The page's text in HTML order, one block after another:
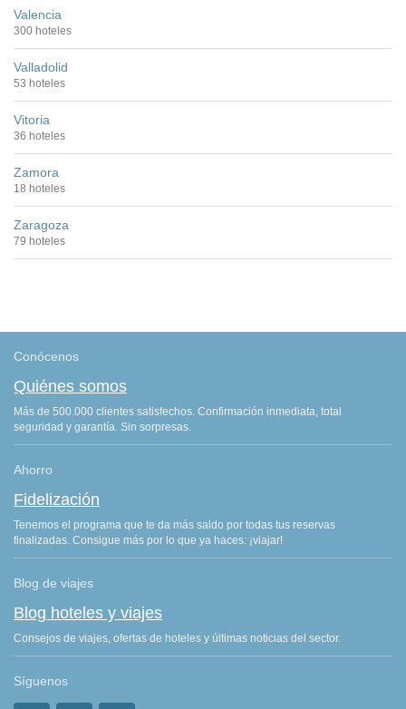
Valencia
300 hoteles
Valladolid
53 hoteles
Vitoria
36 hoteles
Zamora
18 hoteles
Zaragoza
79 hoteles
Conócenos
Quiénes somos
Más de 500.000 clientes satisfechos. Confirmación inmediata, total
seguridad y garantía. Sin sorpresas.
Ahorro
Fidelización
Tenemos el programa que te da más saldo por todas tus reservas
finalizadas. Consigue más por lo que ya haces: ¡viajar!
Blog de viajes
Blog hoteles y viajes
Consejos de viajes, ofertas de hoteles y últimas noticias del sector.
Síguenos